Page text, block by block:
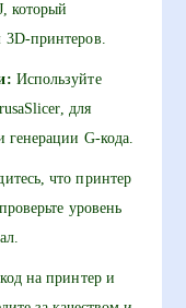
который
3D-принтеров.
Используйте
для
генерации G-кода.
что принтер
уровень
на принтер и